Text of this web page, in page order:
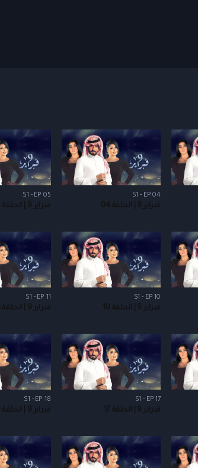
S1 - EP 04
فبراير 9 | الحلقة 04
S1 - EP 05
فبراير 9 | الحلقة 05
S1 - EP 10
فبراير 9 | الحلقة 10
S1 - EP 11
فبراير 9 | الحلقة 11
S1 - EP 17
فبراير 9 | الحلقة 17
S1 - EP 18
فبراير 9 | الحلقة 18